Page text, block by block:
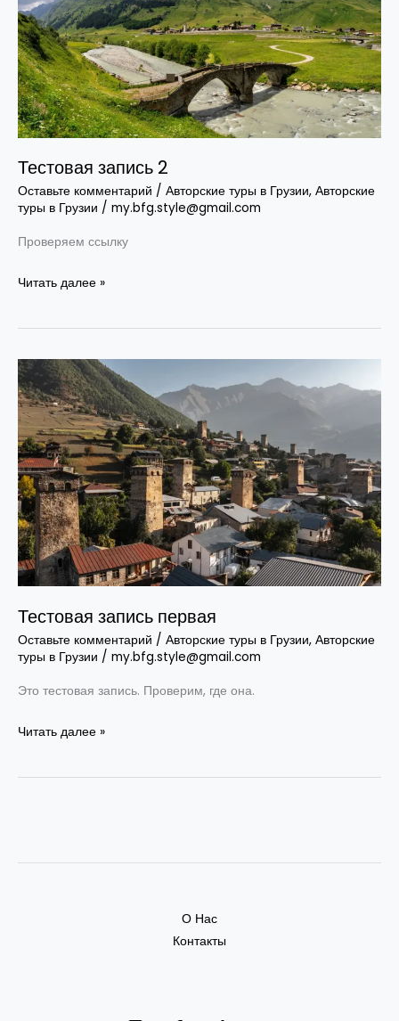
Тестовая запись 2
Оставьте комментарий / Авторские туры в Грузии, Авторские
туры в Грузии / my.bfg.style@gmail.com
Проверяем ссылку
2
Читать далее »
Тестовая запись первая
Оставьте комментарий / Авторские туры в Грузии, Авторские
туры в Грузии / my.bfg.style@gmail.com
Это тестовая запись. Проверим, где она.
Тестовая
запись
первая
Читать далее »
О Нас
Контакты